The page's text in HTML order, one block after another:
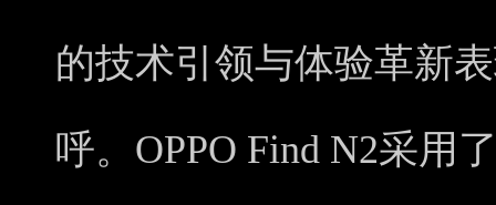
的技术引领与体验革新
呼。OPPO Find N2采用